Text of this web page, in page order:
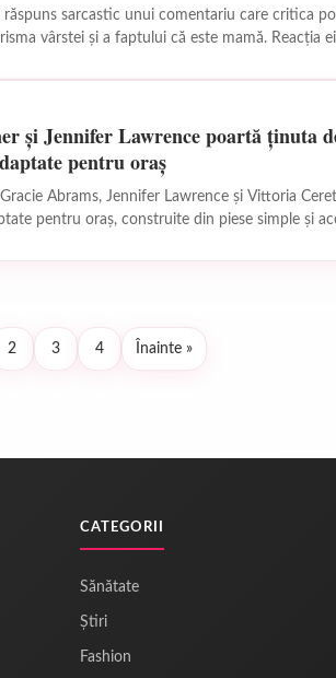
răspuns sarcastic unui comentariu care critica
vârstei și a faptului că este mamă. Reacția
și Jennifer Lawrence poartă ținuta
pentru oraș
Gracie Abrams, Jennifer Lawrence și Vittoria
pentru oraș, construite din piese simple și
Paginație
2 3 4 Înainte »
CATEGORII
Sănătate
Știri
Fashion